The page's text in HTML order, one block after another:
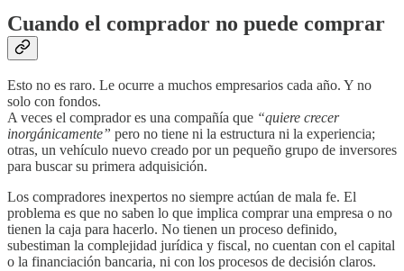
Cuando el comprador no puede comprar
Esto no es raro. Le ocurre a muchos empresarios cada año. Y no
solo con fondos.
A veces el comprador es una compañía que “quiere crecer
inorgánicamente” pero no tiene ni la estructura ni la experiencia;
otras, un vehículo nuevo creado por un pequeño grupo de inversores
para buscar su primera adquisición.
Los compradores inexpertos no siempre actúan de mala fe. El
problema es que no saben lo que implica comprar una empresa o no
tienen la caja para hacerlo. No tienen un proceso definido,
subestiman la complejidad jurídica y fiscal, no cuentan con el capital
o la financiación bancaria, ni con los procesos de decisión claros.